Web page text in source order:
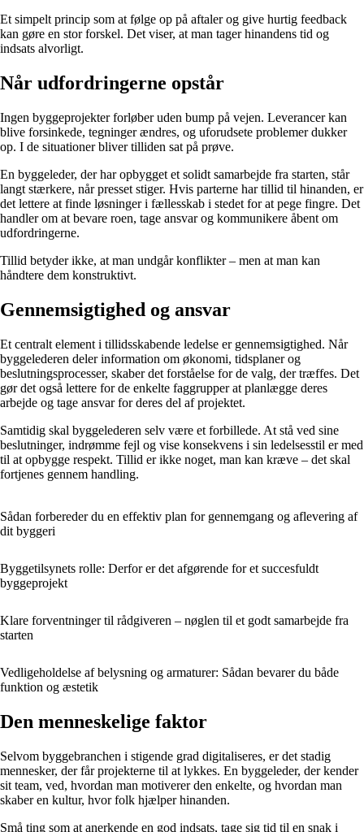
Et simpelt princip som at følge op på aftaler og give hurtig feedback
kan gøre en stor forskel. Det viser, at man tager hinandens tid og
indsats alvorligt.
Når udfordringerne opstår
Ingen byggeprojekter forløber uden bump på vejen. Leverancer kan
blive forsinkede, tegninger ændres, og uforudsete problemer dukker
op. I de situationer bliver tilliden sat på prøve.
En byggeleder, der har opbygget et solidt samarbejde fra starten, står
langt stærkere, når presset stiger. Hvis parterne har tillid til hinanden, er
det lettere at finde løsninger i fællesskab i stedet for at pege fingre. Det
handler om at bevare roen, tage ansvar og kommunikere åbent om
udfordringerne.
Tillid betyder ikke, at man undgår konflikter – men at man kan
håndtere dem konstruktivt.
Gennemsigtighed og ansvar
Et centralt element i tillidsskabende ledelse er gennemsigtighed. Når
byggelederen deler information om økonomi, tidsplaner og
beslutningsprocesser, skaber det forståelse for de valg, der træffes. Det
gør det også lettere for de enkelte faggrupper at planlægge deres
arbejde og tage ansvar for deres del af projektet.
Samtidig skal byggelederen selv være et forbillede. At stå ved sine
beslutninger, indrømme fejl og vise konsekvens i sin ledelsesstil er med
til at opbygge respekt. Tillid er ikke noget, man kan kræve – det skal
fortjenes gennem handling.
Sådan forbereder du en effektiv plan for gennemgang og aflevering af
dit byggeri
Byggetilsynets rolle: Derfor er det afgørende for et succesfuldt
byggeprojekt
Klare forventninger til rådgiveren – nøglen til et godt samarbejde fra
starten
Vedligeholdelse af belysning og armaturer: Sådan bevarer du både
funktion og æstetik
Den menneskelige faktor
Selvom byggebranchen i stigende grad digitaliseres, er det stadig
mennesker, der får projekterne til at lykkes. En byggeleder, der kender
sit team, ved, hvordan man motiverer den enkelte, og hvordan man
skaber en kultur, hvor folk hjælper hinanden.
Små ting som at anerkende en god indsats, tage sig tid til en snak i